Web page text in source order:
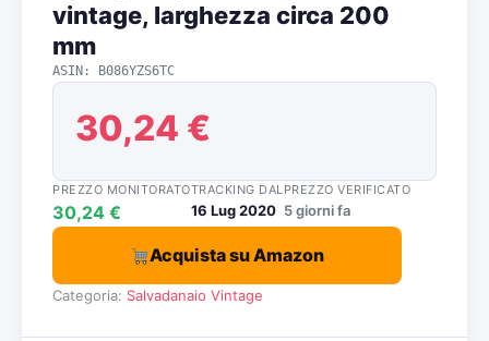
vintage, larghezza circa 200
mm
ASIN: B086YZS6TC
30,24 €
PREZZO MONITORATO
30,24 €
TRACKING DAL
16 Lug 2020
PREZZO VERIFICATO
5 giorni fa
Acquista su Amazon
Categoria: Salvadanaio Vintage